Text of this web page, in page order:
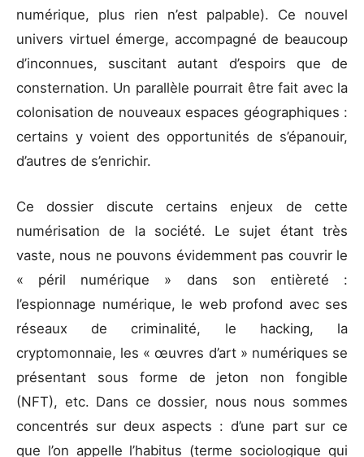
numérique, plus rien n’est palpable). Ce nouvel
univers virtuel émerge, accompagné de beaucoup
d’inconnues, suscitant autant d’espoirs que de
consternation. Un parallèle pourrait être fait avec la
colonisation de nouveaux espaces géographiques :
certains y voient des opportunités de s’épanouir,
d’autres de s’enrichir.
Ce dossier discute certains enjeux de cette
numérisation de la société. Le sujet étant très
vaste, nous ne pouvons évidemment pas couvrir le
« péril numérique » dans son entièreté :
l’espionnage numérique, le web profond avec ses
réseaux de criminalité, le hacking, la
cryptomonnaie, les « œuvres d’art » numériques se
présentant sous forme de jeton non fongible
(NFT), etc. Dans ce dossier, nous nous sommes
concentrés sur deux aspects : d’une part sur ce
que l’on appelle l’habitus (terme sociologique qui